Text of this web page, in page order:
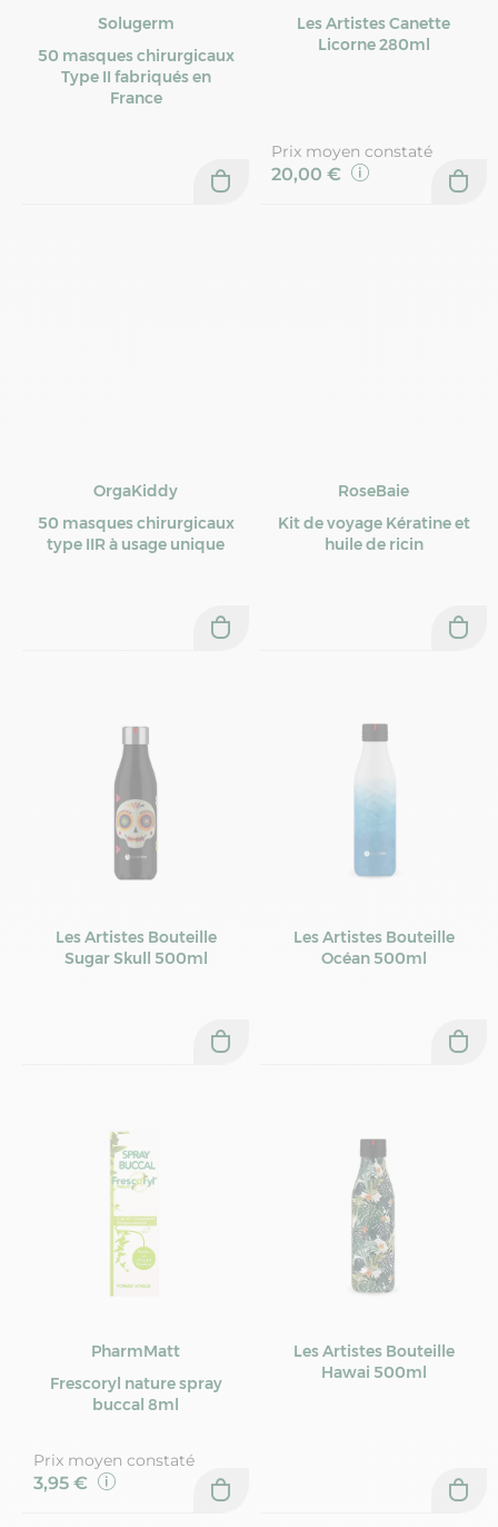
Solugerm
50 masques chirurgicaux
Type II fabriqués en
France
Les Artistes Canette
Licorne 280ml
Prix moyen constaté
20,00 €
OrgaKiddy
50 masques chirurgicaux
type IIR à usage unique
RoseBaie
Kit de voyage Kératine et
huile de ricin
Les Artistes Bouteille
Sugar Skull 500ml
Les Artistes Bouteille
Océan 500ml
PharmMatt
Frescoryl nature spray
buccal 8ml
Prix moyen constaté
3,95 €
Les Artistes Bouteille
Hawai 500ml